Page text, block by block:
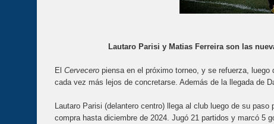
Lautaro Parisi y Matias Ferreira son las
El Cervecero piensa en el próximo torneo, y se refuerza,
cada vez más lejos de concretarse. Además de la llegada de
Lautaro Parisi (delantero centro) llega al club luego de su
compra hasta diciembre de 2024. Jugó 21 partidos y marcó 5